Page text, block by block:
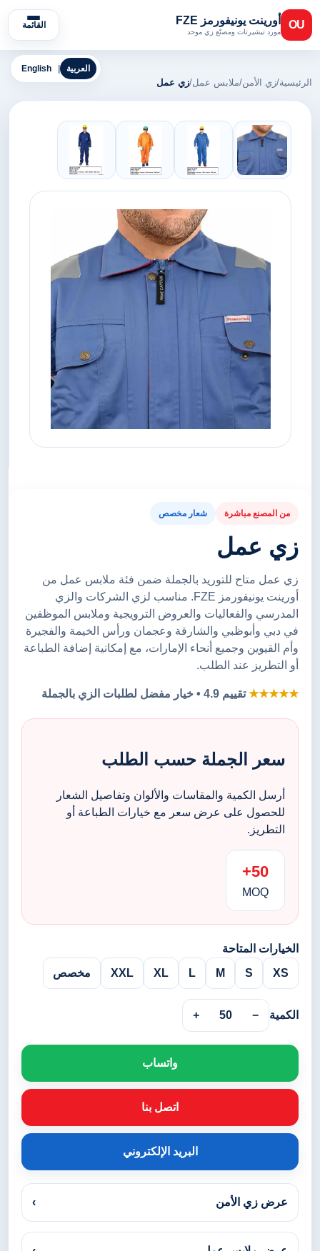
OU أورينت يونيفورمز FZE
مورد تيشيرتات ومصنّع زي موحد
القائمة
English العربية
الرئيسية/زي الأمن/ملابس عمل/زي عمل
من المصنع مباشرة شعار مخصص
زي عمل
زي عمل متاح للتوريد بالجملة ضمن فئة ملابس عمل من
أورينت يونيفورمز FZE. مناسب لزي الشركات والزي
المدرسي والفعاليات والعروض الترويجية وملابس الموظفين
في دبي وأبوظبي والشارقة وعجمان ورأس الخيمة والفجيرة
وأم القيوين وجميع أنحاء الإمارات، مع إمكانية إضافة الطباعة
أو التطريز عند الطلب.
★★★★★تقييم 4.9 • خيار مفضل لطلبات الزي بالجملة
سعر الجملة حسب الطلب
أرسل الكمية والمقاسات والألوان وتفاصيل الشعار
للحصول على عرض سعر مع خيارات الطباعة أو
التطريز.
50+
MOQ
الخيارات المتاحة
XS
S
M
L
XL
XXL مخصص
الكمية −
50
+
واتساب
اتصل بنا
البريد الإلكتروني
عرض زي الأمن ›